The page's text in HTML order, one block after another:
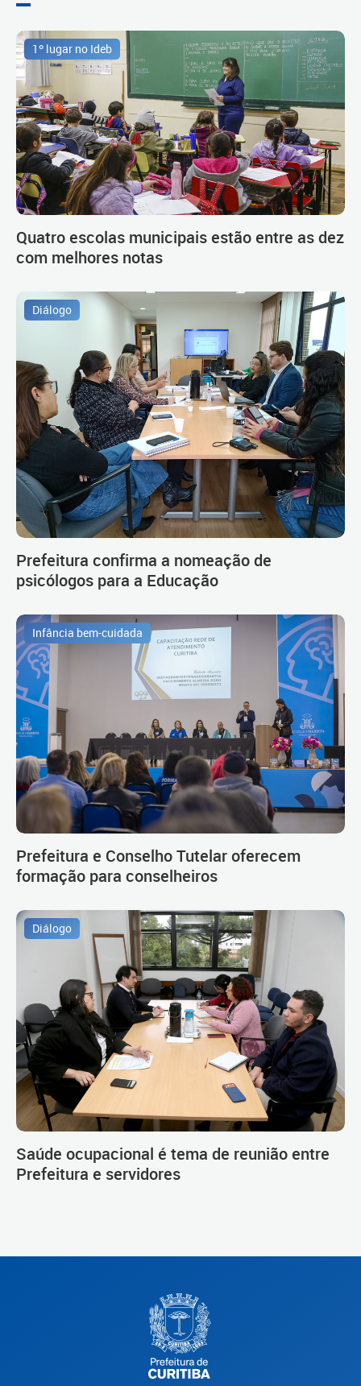
1º lugar no Ideb
Quatro escolas municipais estão entre as dez
com melhores notas
Diálogo
Prefeitura confirma a nomeação de
psicólogos para a Educação
Infância bem-cuidada
Prefeitura e Conselho Tutelar oferecem
formação para conselheiros
Diálogo
Saúde ocupacional é tema de reunião entre
Prefeitura e servidores